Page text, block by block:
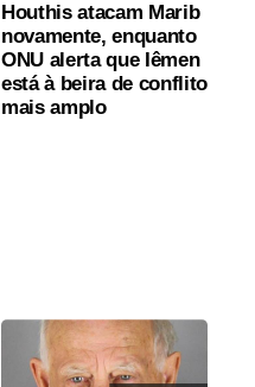
Houthis atacam Marib
novamente, enquanto
ONU alerta que Iêmen
está à beira de conflito
mais amplo